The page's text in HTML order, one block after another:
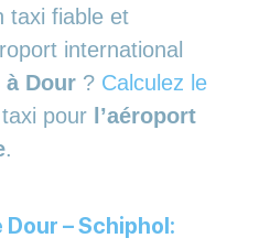
taxi fiable et
international
à Dour ? Calculez le
pour l’aéroport
.
– Schiphol: